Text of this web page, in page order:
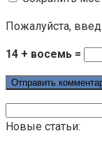
Пожалуйста,
14 + восемь =
Новые статьи: